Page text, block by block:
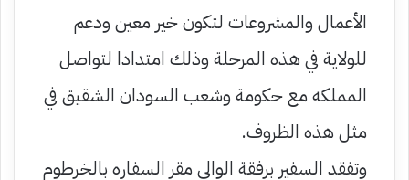
الأعمال والمشروعات لتكون خير معين ودعم
للولاية في هذه المرحلة وذلك امتدادا لتواصل
المملكه مع حكومة وشعب السودان الشقيق في
مثل هذه الظروف.
وتفقد السفير برفقة الوالي مقر السفاره بالخرطوم